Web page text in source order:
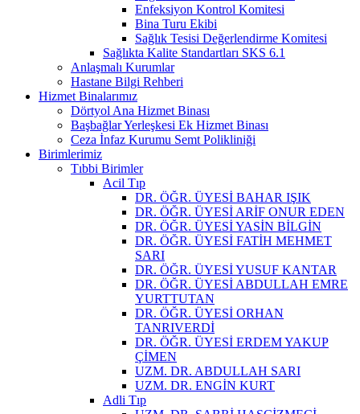
Enfeksiyon Kontrol Komitesi
Bina Turu Ekibi
Sağlık Tesisi Değerlendirme Komitesi
Sağlıkta Kalite Standartları SKS 6.1
Anlaşmalı Kurumlar
Hastane Bilgi Rehberi
Hizmet Binalarımız
Dörtyol Ana Hizmet Binası
Başbağlar Yerleşkesi Ek Hizmet Binası
Ceza İnfaz Kurumu Semt Polikliniği
Birimlerimiz
Tıbbi Birimler
Acil Tıp
DR. ÖĞR. ÜYESİ BAHAR IŞIK
DR. ÖĞR. ÜYESİ ARİF ONUR EDEN
DR. ÖĞR. ÜYESİ YASİN BİLGİN
DR. ÖĞR. ÜYESİ FATİH MEHMET
SARI
DR. ÖĞR. ÜYESİ YUSUF KANTAR
DR. ÖĞR. ÜYESİ ABDULLAH EMRE
YURTTUTAN
DR. ÖĞR. ÜYESİ ORHAN
TANRIVERDİ
DR. ÖĞR. ÜYESİ ERDEM YAKUP
ÇİMEN
UZM. DR. ABDULLAH SARI
UZM. DR. ENGİN KURT
Adli Tıp